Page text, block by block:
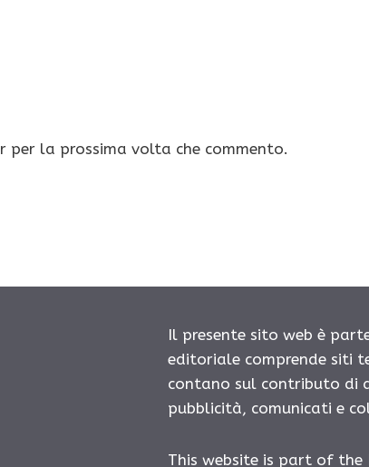
per la prossima volta che commento.
Il presente sito web è
editoriale comprende siti
contano sul contributo di
pubblicità, comunicati e
This website is part of the